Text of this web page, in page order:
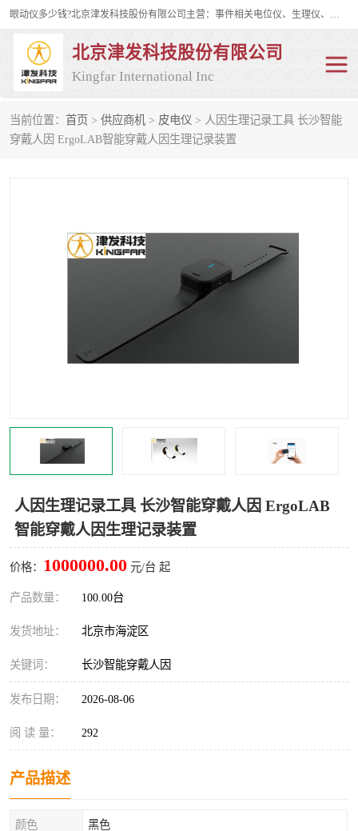
眼动仪多少钱?北京津发科技股份有限公司主营：事件相关电位仪、生理仪、肌电仪、脑电仪、皮电仪、眼动仪；是国家级高新技术企业、科技部认定的科技型中小企业和中关村高新技术企业，具备保密资格，具备自主进出口经营权；自主研发技术、产品与服务荣获多项省部级科学技术奖励、国家发明专利、国家软件著作权和省部级新技术新产品（服务）认证。
北京津发科技股份有限公司
Kingfar International Inc
当前位置： 首页 > 供应商机 > 皮电仪 > 人因生理记录工具 长沙智能
穿戴人因 ErgoLAB智能穿戴人因生理记录装置
人因生理记录工具 长沙智能穿戴人因 ErgoLAB
智能穿戴人因生理记录装置
价格： 1000000.00 元/台 起
产品数量： 100.00台
发货地址： 北京市海淀区
关键词： 长沙智能穿戴人因
发布日期： 2026-08-06
阅 读 量： 292
产品描述
颜色 黑色
皮电仪 脑电仪
行为观察与表情分析 动作捕捉与生物力学
人机交互实验室
神经营销与消费行为实验